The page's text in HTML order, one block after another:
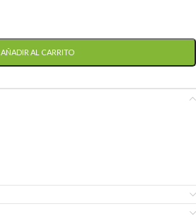
AÑADIR AL CARRITO